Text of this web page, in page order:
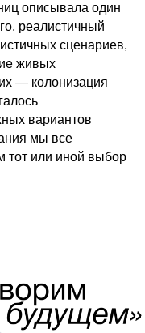
описывала один
реалистичный
сценариев,
живых
— колонизация
вариантов
мы все
тот или иной выбор